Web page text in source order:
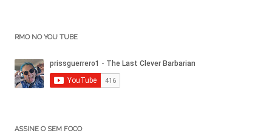
RMO NO YOU TUBE
ASSINE O SEM FOCO